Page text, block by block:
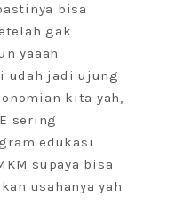
bisa
gak
yaaah
udah jadi ujung
kita yah,
sering
edukasi
supaya bisa
usahanya yah